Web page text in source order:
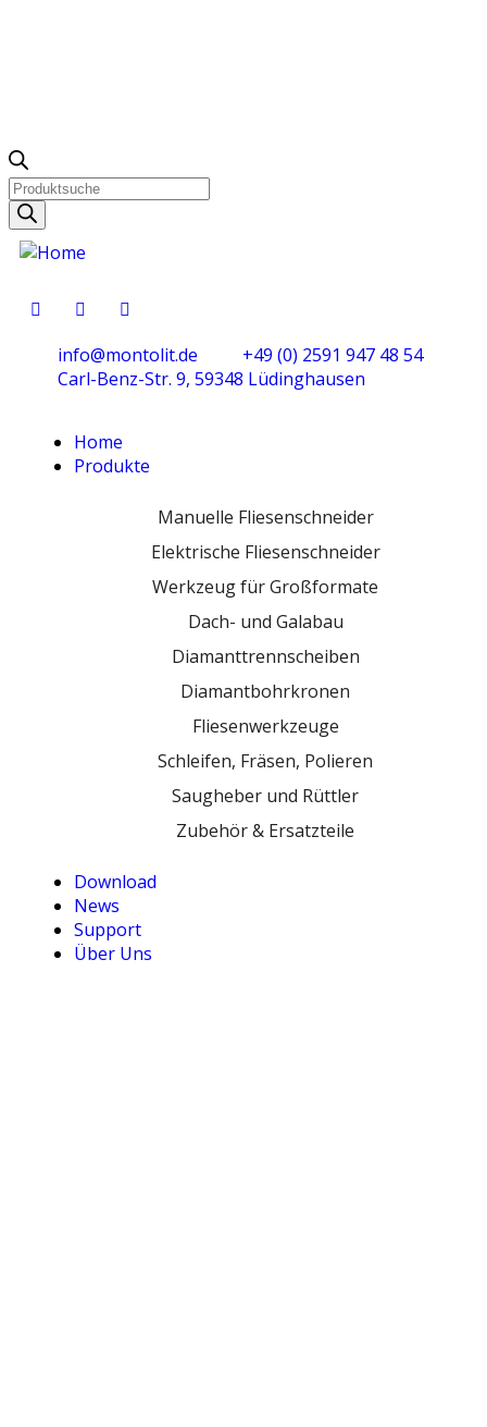
info@montolit.de
+49 (0) 2591 947 48 54
Carl-Benz-Str. 9, 59348 Lüdinghausen
Home
Produkte
Manuelle Fliesenschneider
Elektrische Fliesenschneider
Werkzeug für Großformate
Dach- und Galabau
Diamanttrennscheiben
Diamantbohrkronen
Fliesenwerkzeuge
Schleifen, Fräsen, Polieren
Saugheber und Rüttler
Zubehör & Ersatzteile
Download
News
Support
Über Uns